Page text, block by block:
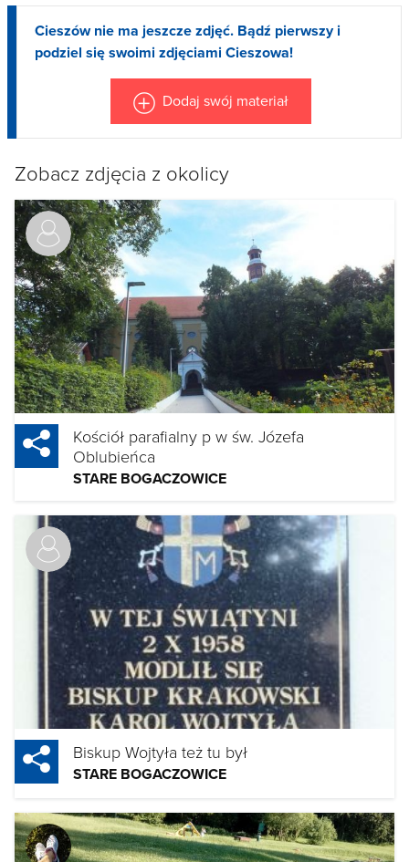
Cieszów nie ma jeszcze zdjęć. Bądź pierwszy i
podziel się swoimi zdjęciami Cieszowa!
Dodaj swój materiał
Zobacz zdjęcia z okolicy
Kościół parafialny p w św. Józefa
Oblubieńca
STARE BOGACZOWICE
Biskup Wojtyła też tu był
STARE BOGACZOWICE